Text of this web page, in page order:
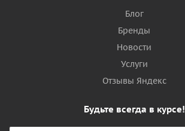
Блог
Бренды
Новости
Услуги
Отзывы Яндекс
Будьте всегда в курсе!